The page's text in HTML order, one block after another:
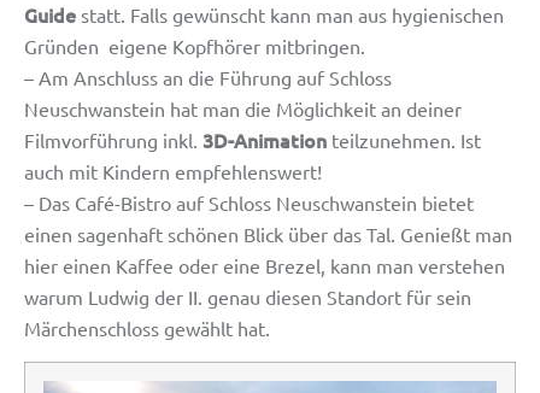
Guide statt. Falls gewünscht kann man aus hygienischen
Gründen eigene Kopfhörer mitbringen.
– Am Anschluss an die Führung auf Schloss
Neuschwanstein hat man die Möglichkeit an deiner
Filmvorführung inkl. 3D-Animation teilzunehmen. Ist
auch mit Kindern empfehlenswert!
– Das Café-Bistro auf Schloss Neuschwanstein bietet
einen sagenhaft schönen Blick über das Tal. Genießt man
hier einen Kaffee oder eine Brezel, kann man verstehen
warum Ludwig der II. genau diesen Standort für sein
Märchenschloss gewählt hat.